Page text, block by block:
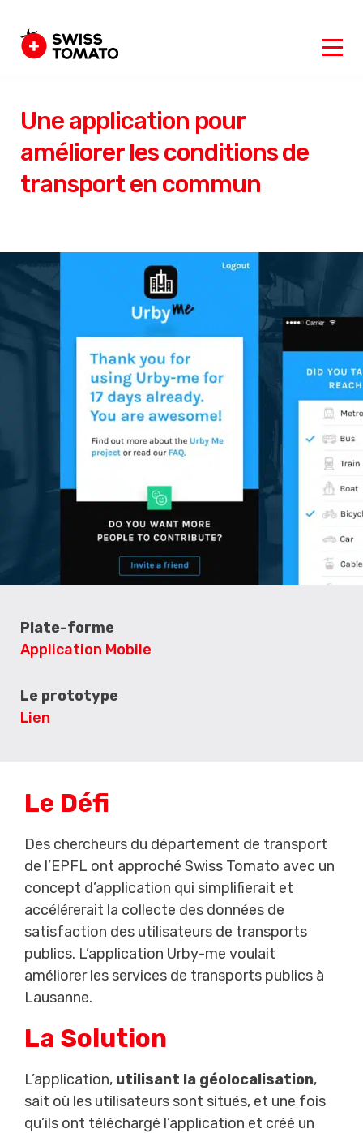
Une application pour
améliorer les conditions de
transport en commun
Le Défi
Des chercheurs du département de transport
de l’EPFL ont approché Swiss Tomato avec un
concept d’application qui simplifierait et
accélérerait la collecte des données de
satisfaction des utilisateurs de transports
publics. L’application Urby-me voulait
améliorer les services de transports publics à
Lausanne.
La Solution
L’application, utilisant la géolocalisation,
sait où les utilisateurs sont situés, et une fois
qu’ils ont téléchargé l’application et créé un
Plate-forme
Application Mobile
Le prototype
Lien